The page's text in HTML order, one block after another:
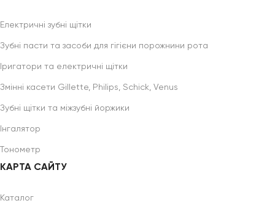
Електричні зубні щітки
Зубні пасти та засоби для гігієни порожнини рота
Іригатори та електричні щітки
Змінні касети Gillette, Philips, Schick, Venus
Зубні щітки та міжзубні йоржики
Інгалятор
Тонометр
КАРТА САЙТУ
Каталог